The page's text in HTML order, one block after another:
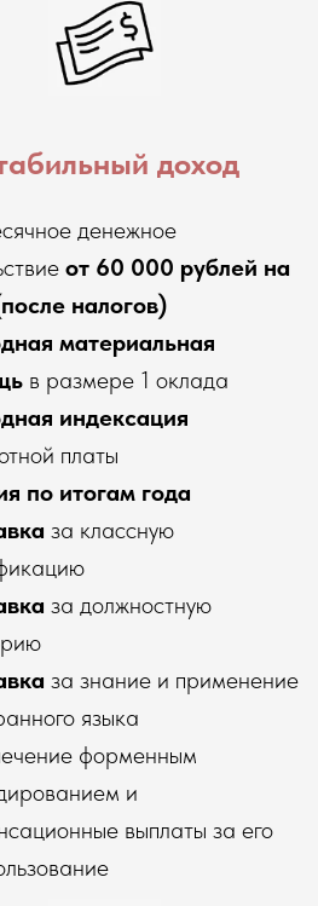
доход
денежное
от 60 000 рублей на
налогов)
материальная
в размере 1 оклада
индексация
платы
по итогам года
за классную
за должностную
за знание и применение
языка
форменным
и
выплаты за его